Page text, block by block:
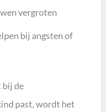
vergroten
bij angsten of
bij de
past, wordt het